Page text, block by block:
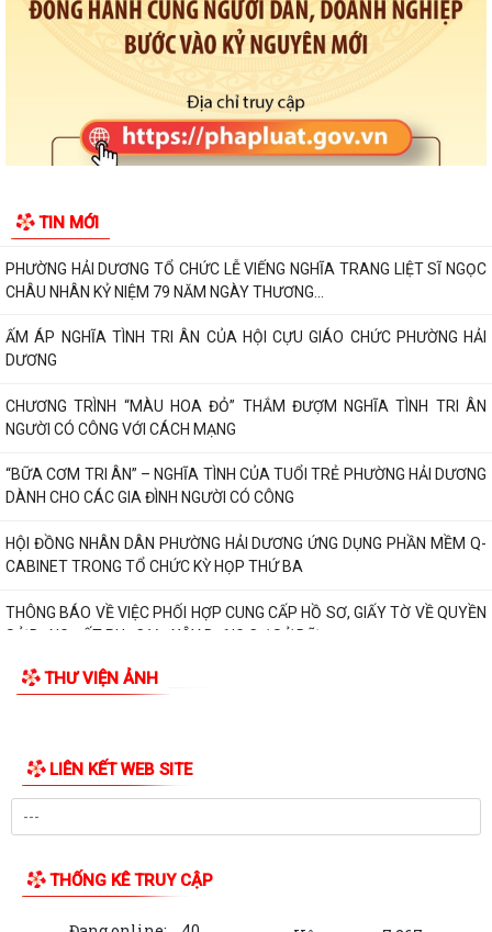
TIN MỚI
ĐẤU GRDP GIAI ĐOẠN 2026 - 2030 ĐẠT BÌNH...
HỘI LIÊN HIỆP PHỤ NỮ PHƯỜNG HẢI DƯƠNG TỔ CHỨC TUYÊN TRUYỀN
LUẬT AN TOÀN GIAO THÔNG, PHÒNG, CHỐNG...
PHƯỜNG HẢI DƯƠNG THAM DỰ HỘI NGHỊ TOÀN QUỐC NGHIÊN CỨU,
HỌC TẬP, QUÁN TRIỆT VÀ TRIỂN KHAI THỰC HIỆN...
ngày 27/7/2026 đến ngày 02/8/2026)
PHƯỜNG HẢI DƯƠNG TỔ CHỨC LỄ VIẾNG NGHĨA TRANG LIỆT SĨ NGỌC
CHÂU NHÂN KỶ NIỆM 79 NĂM NGÀY THƯƠNG...
ẤM ÁP NGHĨA TÌNH TRI ÂN CỦA HỘI CỰU GIÁO CHỨC PHƯỜNG HẢI
DƯƠNG
CHƯƠNG TRÌNH “MÀU HOA ĐỎ” THẮM ĐƯỢM NGHĨA TÌNH TRI ÂN
NGƯỜI CÓ CÔNG VỚI CÁCH MẠNG
“BỮA CƠM TRI ÂN” – NGHĨA TÌNH CỦA TUỔI TRẺ PHƯỜNG HẢI DƯƠNG
DÀNH CHO CÁC GIA ĐÌNH NGƯỜI CÓ CÔNG
HỘI ĐỒNG NHÂN DÂN PHƯỜNG HẢI DƯƠNG ỨNG DỤNG PHẦN MỀM Q-
CABINET TRONG TỔ CHỨC KỲ HỌP THỨ BA
THÔNG BÁO VỀ VIỆC PHỐI HỢP CUNG CẤP HỒ SƠ, GIẤY TỜ VỀ QUYỀN
SỬ DỤNG ĐẤT PHỤC VỤ XÂY DỰNG CƠ SỞ DỮ...
TĂNG CƯỜNG CÔNG TÁC TUYÊN TRUYỀN PHÒNG, CHỐNG TỘI PHẠM
Ngày Thương binh - Liệt sĩ
RA QUÂN TỔNG DỌN VỆ SINH NGHĨA TRANG LIỆT SĨ, ĐÀI TƯỞNG NIỆM
- LAN TỎA ĐẠO LÝ "UỐNG NƯỚC NHỚ NGUỒN”
CHỈ HUY TRƯỞNG BAN CHQS PHƯỜNG HẢI DƯƠNG ĐƯỢC CHỦ TỊCH
THƯ VIỆN ẢNH